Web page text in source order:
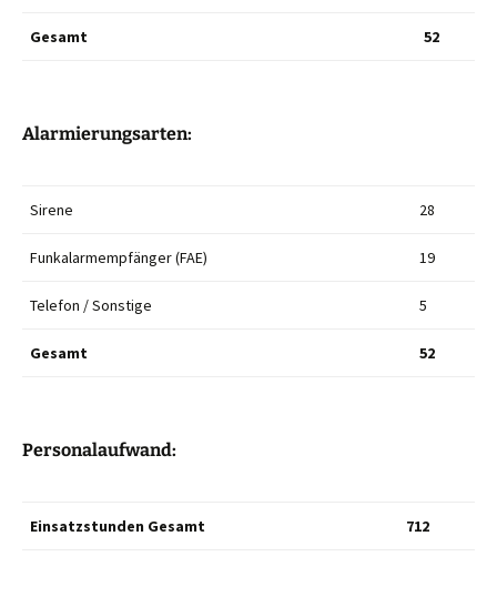
Gesamt 52
Alarmierungsarten:
Sirene 28
Funkalarmempfänger (FAE) 19
Telefon / Sonstige 5
Gesamt 52
Personalaufwand:
Einsatzstunden Gesamt 712